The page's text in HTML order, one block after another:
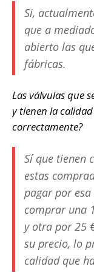
Si,
que a
abierto las
fábricas.
Las válvulas que
y tienen la
correctamente?
Sí que tienen
estas
pagar por
comprar una
y otra por 25
su precio, lo
calidad que